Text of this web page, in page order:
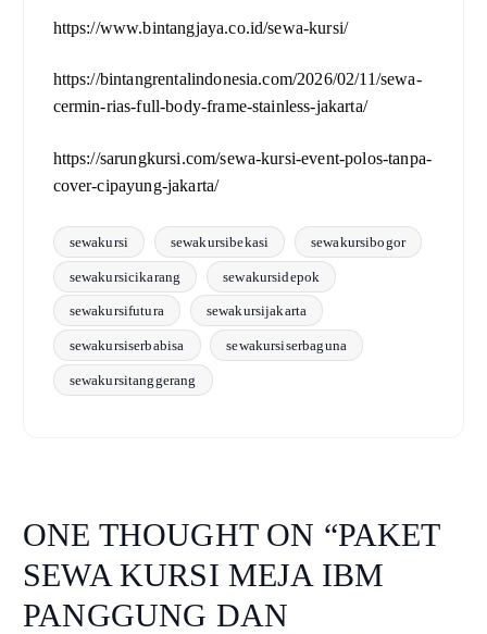
https://www.bintangjaya.co.id/sewa-kursi/
https://bintangrentalindonesia.com/2026/02/11/sewa-
cermin-rias-full-body-frame-stainless-jakarta/
https://sarungkursi.com/sewa-kursi-event-polos-tanpa-
cover-cipayung-jakarta/
sewakursi sewakursibekasi sewakursibogor
sewakursicikarang sewakursidepok
sewakursifutura sewakursijakarta
sewakursiserbabisa sewakursiserbaguna
sewakursitanggerang
ONE THOUGHT ON “PAKET
SEWA KURSI MEJA IBM
PANGGUNG DAN